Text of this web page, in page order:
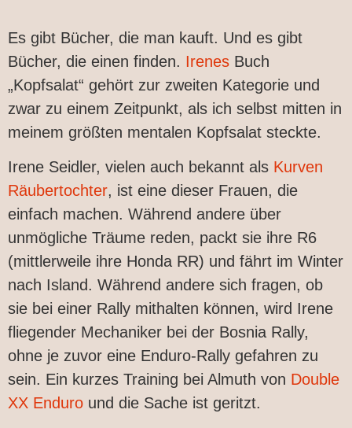
Es gibt Bücher, die man kauft. Und es gibt
Bücher, die einen finden. Irenes Buch
„Kopfsalat“ gehört zur zweiten Kategorie und
zwar zu einem Zeitpunkt, als ich selbst mitten in
meinem größten mentalen Kopfsalat steckte.
Irene Seidler, vielen auch bekannt als Kurven
Räubertochter, ist eine dieser Frauen, die
einfach machen. Während andere über
unmögliche Träume reden, packt sie ihre R6
(mittlerweile ihre Honda RR) und fährt im Winter
nach Island. Während andere sich fragen, ob
sie bei einer Rally mithalten können, wird Irene
fliegender Mechaniker bei der Bosnia Rally,
ohne je zuvor eine Enduro-Rally gefahren zu
sein. Ein kurzes Training bei Almuth von Double
XX Enduro und die Sache ist geritzt.